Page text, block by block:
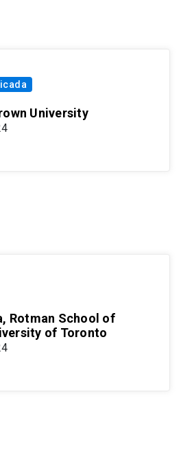
University
Rotman School of
of Toronto